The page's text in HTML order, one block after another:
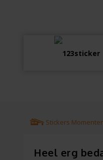
Stickers
Heel erg